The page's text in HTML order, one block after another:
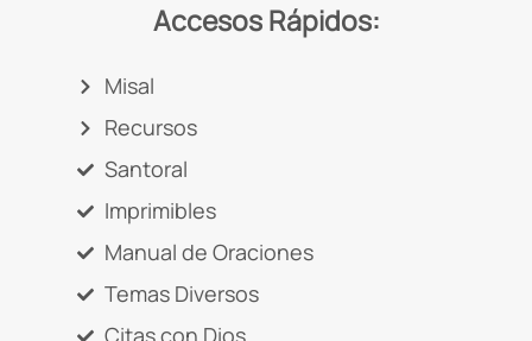
Accesos Rápidos:
Misal
Recursos
Santoral
Imprimibles
Manual de Oraciones
Temas Diversos